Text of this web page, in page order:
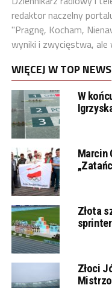
redaktor naczelny
"Pragnę, Kocham,
wyniki i zwycięstwa, ale
WIĘCEJ W TOP NEWS
W
Marcin
Złota
Złoci